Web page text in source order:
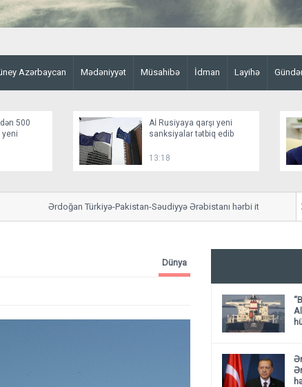
Azərbaycan Mədəniyyət Müsahibə İdman Layihə
500
yeni
Aİ Rusiyaya qarşı yeni
sanksiyalar tətbiq edib
13:18
Ərdoğan Türkiyə-Pakistan-Səudiyyə Ərəbistanı hərbi ittifaqının heç bir
bildirib
Dünya